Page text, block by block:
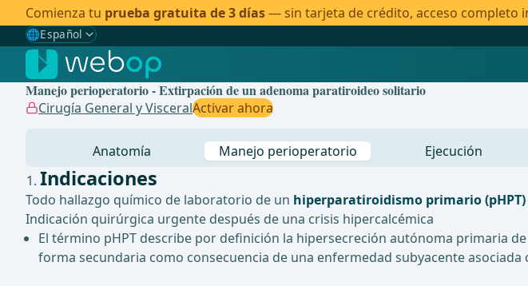
Comienza tu prueba gratuita de 3 días— sin tarjeta de crédito, acceso completo
🌐Español
Gewählte Sprache: Español
🇩🇪 Alemán
🇬🇧Inglés
Brasileño
Manejo perioperatorio - Extirpación de un adenoma paratiroideo solitario
Cirugía General y VisceralActivar ahora
Anatomía Manejo perioperatorio Ejecución
Indicaciones
Todo hallazgo químico de laboratorio de un hiperparatiroidismo primario (pHPT)
Indicación quirúrgica urgente después de una crisis hipercalcémica
El término pHPT describe por definición la hipersecreción autónoma primaria
forma secundaria como consecuencia de una enfermedad subyacente